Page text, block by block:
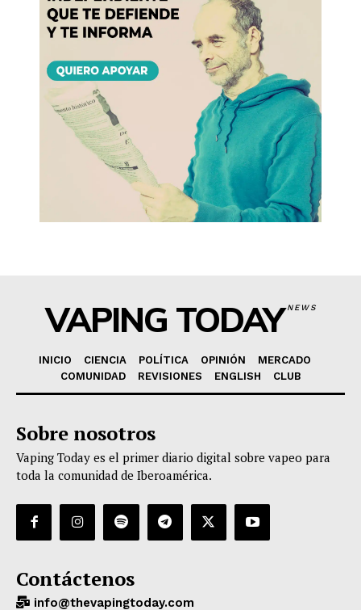
VAPING TODAYNEWS
INICIO CIENCIA POLÍTICA OPINIÓN
MERCADO
COMUNIDAD
REVISIONES ENGLISH CLUB
Sobre nosotros
Vaping Today es el primer diario digital sobre vapeo para
toda la comunidad de Iberoamérica.
Contáctenos
info@thevapingtoday.com